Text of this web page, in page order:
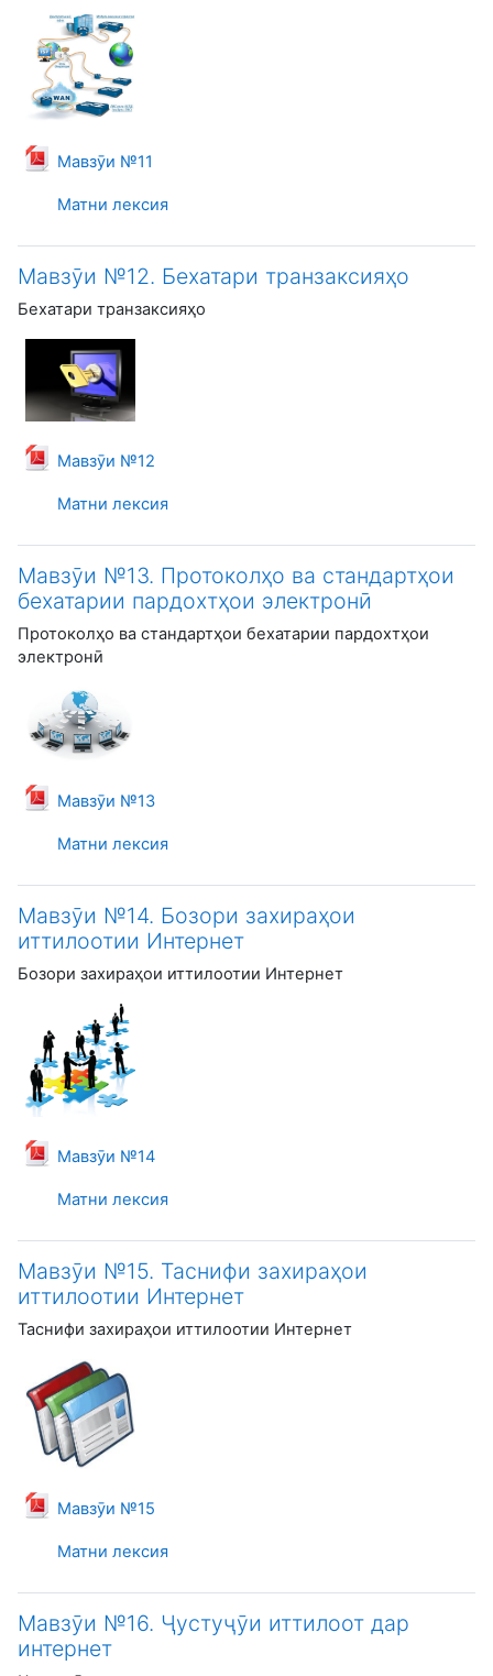
Мавзӯи №11
Файл
Матни лексия
Мавзӯи №12. Бехатари транзаксияҳо
Бехатари транзаксияҳо
Мавзӯи №12
Файл
Матни лексия
Мавзӯи №13. Протоколҳо ва стандартҳои
бехатарии пардохтҳои электронӣ
Протоколҳо ва стандартҳои бехатарии пардохтҳои
электронӣ
Мавзӯи №13
Файл
Матни лексия
Мавзӯи №14. Бозори захираҳои
иттилоотии Интернет
Бозори захираҳои иттилоотии Интернет
Мавзӯи №14
Файл
Матни лексия
Мавзӯи №15. Таснифи захираҳои
иттилоотии Интернет
Таснифи захираҳои иттилоотии Интернет
Мавзӯи №15
Файл
Матни лексия
Мавзӯи №16. Ҷустуҷӯи иттилоот дар
интернет